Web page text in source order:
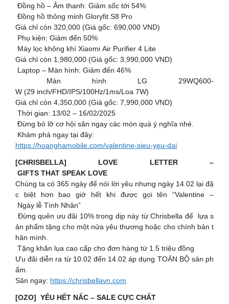
Đồng hồ – Âm thanh: Giảm sốc tới 54%
Đồng hồ thông minh Gloryfit S8 Pro
Giá chỉ còn 320,000 (Giá gốc: 690,000 VND)
Phụ kiện: Giảm đến 50%
Máy lọc không khí Xiaomi Air Purifier 4 Lite
Giá chỉ còn 1,980,000 (Giá gốc: 3,990,000 VND)
Laptop – Màn hình: Giảm đến 46%
Màn hình LG 29WQ600-
W (29 inch/FHD/IPS/100Hz/1ms/Loa 7W)
Giá chỉ còn 4,350,000 (Giá gốc: 7,990,000 VND)
Thời gian: 13/02 – 16/02/2025
Đừng bỏ lỡ cơ hội săn ngay các món quà ý nghĩa nhé.
Khám phá ngay tại đây:
https://hoanghamobile.com/valentine-sieu-yeu-dai
[CHRISBELLA] LOVE LETTER –
GIFTS THAT SPEAK LOVE
Chúng ta có 365 ngày để nói lời yêu nhưng ngày 14.02 lại đặ
c biệt hơn bao giờ hết khi được gọi tên “Valentine –
Ngày lễ Tình Nhân”
Đừng quên ưu đãi 10% trong dịp này từ Chrisbella để lựa s
ản phẩm tặng cho một nửa yêu thương hoặc cho chính bản t
hân mình.
Tặng khăn lụa cao cấp cho đơn hàng từ 1.5 triệu đồng
Ưu đãi diễn ra từ 10.02 đến 14.02 áp dụng TOÀN BỘ sản ph
ẩm.
Săn ngay: https://chrisbellavn.com
[OZO] YÊU HẾT NẤC – SALE CỰC CHẤT